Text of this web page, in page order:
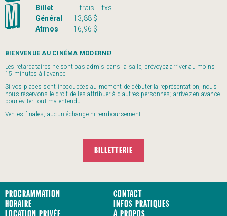
Billet
+ frais + txs
Général
13,88 $
Atmos
16,96 $
BIENVENUE AU CINÉMA MODERNE!
Les retardataires ne sont pas admis dans la salle, prévoyez arriver au moins
15 minutes à l’avance
Si vos places sont inoccupées au moment de débuter la représentation, nous
nous réservons le droit de les attribuer à d’autres personnes; arrivez en avance
pour éviter tout malentendu
Ventes finales, aucun échange ni remboursement
BILLETTERIE
Programmation
Horaire
Contact
Infos pratiques